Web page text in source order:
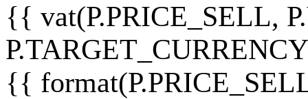
{{ vat(P.PRICE_SELL,
{{